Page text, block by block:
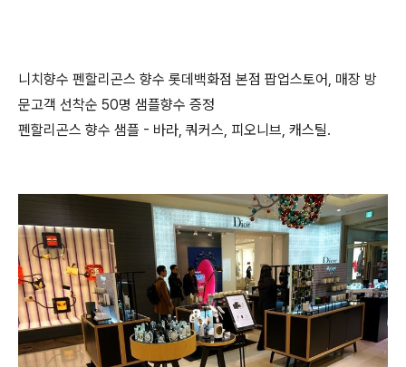
니치향수 펜할리곤스 향수 롯데백화점 본점 팝업스토어, 매장 방
문고객 선착순 50명 샘플향수 증정
펜할리곤스 향수 샘플 - 바라, 쿼커스, 피오니브, 캐스틸.